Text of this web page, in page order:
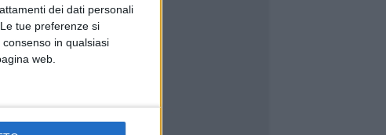
dei dati personali
tue preferenze si
in qualsiasi
web.